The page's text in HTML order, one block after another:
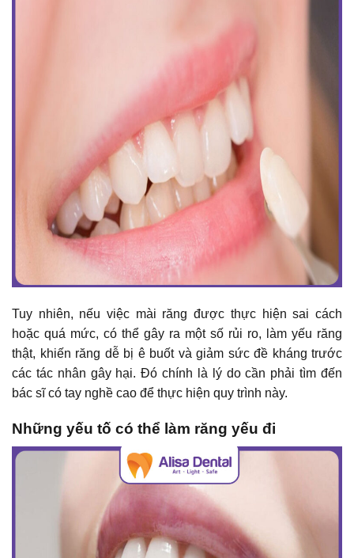
Tuy nhiên, nếu việc mài răng được thực hiện sai cách
hoặc quá mức, có thể gây ra một số rủi ro, làm yếu răng
thật, khiến răng dễ bị ê buốt và giảm sức đề kháng trước
các tác nhân gây hại. Đó chính là lý do cần phải tìm đến
bác sĩ có tay nghề cao để thực hiện quy trình này.
Những yếu tố có thể làm răng yếu đi